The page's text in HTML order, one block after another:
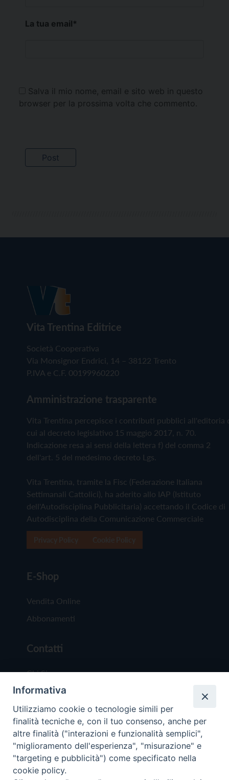
La tua email*
Salva il mio nome, email e sito web in questo
browser per la prossima volta che commento.
Vita Trentina Editrice
Società Cooperativa
Via Monsignor Endrici, 14 – 38122 Trento
P.IVA e C.F. 00199960220
Amministrazione trasparente
Vita Trentina percepisce i contributi pubblici all'editoria
cui al decreto legislativo 15 maggio 2017, n. 70.
Indicazione resa ai sensi della lettera f) del comma 2
dell'art. 5 del medesimo decreto Lgs.
Vita Trentina, tramite la Fisc (Federazione Italiana
Settimanali Cattolici), ha aderito allo IAP (Istituto
dell'Autodisciplina Pubblicitaria) accettando il Codice di
Autodisciplina della Comunicazione Commerciale
E-Shop
Vendita Online
Abbonamenti
Contatti
Chi Siamo
Redazione
Scrivici
Copyright © 2019 - Tutti i diritti riservati - Vita
Informativa
Utilizziamo cookie o tecnologie simili per
finalità tecniche e, con il tuo consenso, anche per
altre finalità ("interazioni e funzionalità semplici",
"miglioramento dell'esperienza", "misurazione" e
"targeting e pubblicità") come specificato nella
cookie policy.